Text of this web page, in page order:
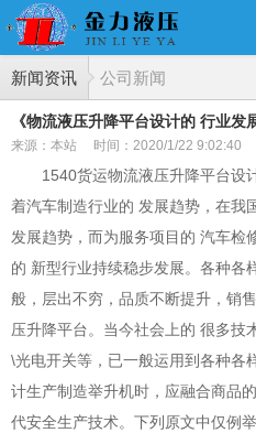
新闻资讯 公司新闻
《物流液压升降平台设计的 行业发
来源：本站 时间：2020/1/22 9:02:40
1540货运物流液压升降平台设
着汽车制造行业的 发展趋势，在我
发展趋势，而为服务项目的 汽车检
的 新型行业持续稳步发展。各种各
般，层出不穷，品质不断提升，销
压升降平台。当今社会上的 很多技
\光电开关等，已一般运用到各种各
计生产制造举升机时，应融合商品
代安全生产技术。下列原文中仅例